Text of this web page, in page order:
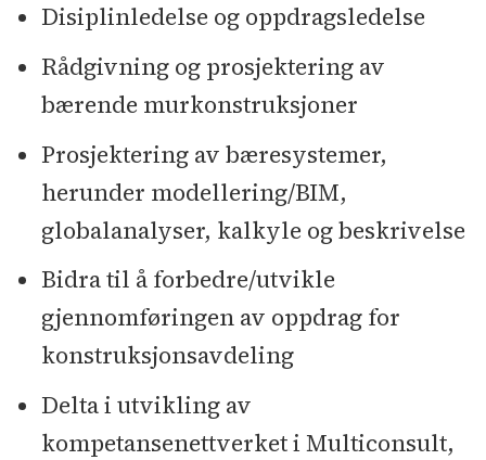
Disiplinledelse og oppdragsledelse
Rådgivning og prosjektering av
bærende murkonstruksjoner
Prosjektering av bæresystemer,
herunder modellering/BIM,
globalanalyser, kalkyle og beskrivelse
Bidra til å forbedre/utvikle
gjennomføringen av oppdrag for
konstruksjonsavdeling
Delta i utvikling av
kompetansenettverket i Multiconsult,